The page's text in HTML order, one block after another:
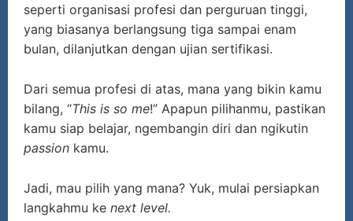
seperti organisasi profesi dan perguruan tinggi,
yang biasanya berlangsung tiga sampai enam
bulan, dilanjutkan dengan ujian sertifikasi.
Dari semua profesi di atas, mana yang bikin kamu
bilang, “This is so me!” Apapun pilihanmu, pastikan
kamu siap belajar, ngembangin diri dan ngikutin
passion kamu.
Jadi, mau pilih yang mana? Yuk, mulai persiapkan
langkahmu ke next level.